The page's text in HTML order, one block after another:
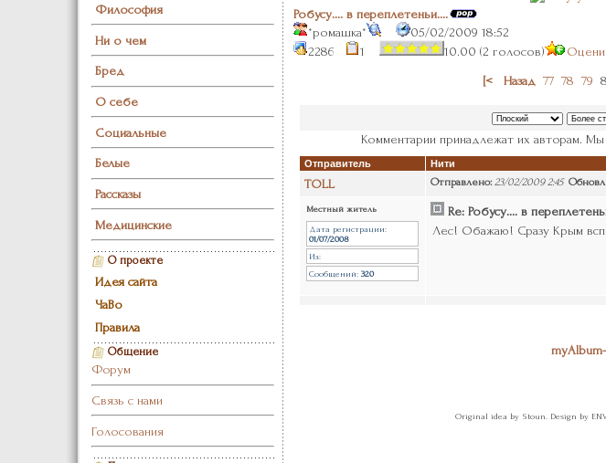
Философия
Ни о чем
Бред
О себе
Социальные
Белые
Рассказы
Медицинские
О проекте
Идея сайта
ЧаВо
Правила
Общение
Форум
Связь с нами
Голосования
Робусу.... в переплетеньи....
*ромашка*
05/02/2009 18:52
2286
1 10.00 (2 голосов)
[<
Назад 77 78 79
Комментарии принадлежат их авторам.
Отправитель Нити
TOLL Отправлено:23/02/2009 2:45
Местный житель
Дата регистрации:
01/07/2008
Из:
Сообщений:320
Re: Робусу.... в
Лес! Обажаю! Сразу Крым
Original idea by Stoun. Design by